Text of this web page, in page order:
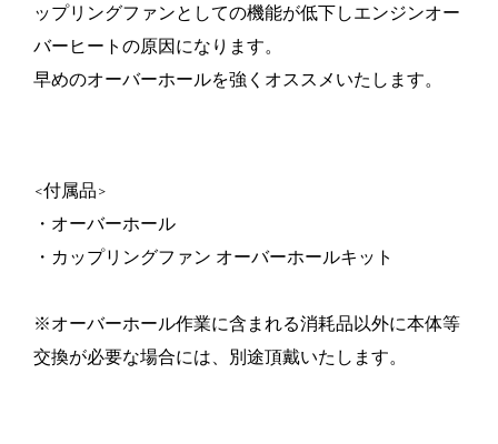
ップリングファンとしての機能が低下しエンジンオー
バーヒートの原因になります。
早めのオーバーホールを強くオススメいたします。
<付属品>
・オーバーホール
・カップリングファン オーバーホールキット
※オーバーホール作業に含まれる消耗品以外に本体等
交換が必要な場合には、別途頂戴いたします。